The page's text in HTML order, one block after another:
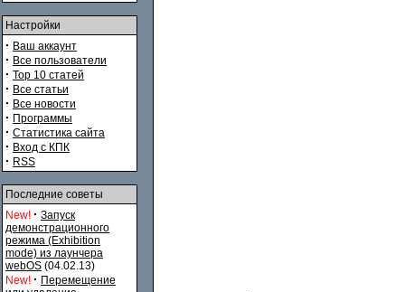
Настройки
· Ваш аккаунт
· Все пользователи
· Top 10 статей
· Все статьи
· Все новости
· Программы
· Статистика сайта
· Вход с КПК
· RSS
Последние советы
New! · Запуск
демонстрационного
режима (Exhibition
mode) из лаунчера
webOS (04.02.13)
New! · Перемещение